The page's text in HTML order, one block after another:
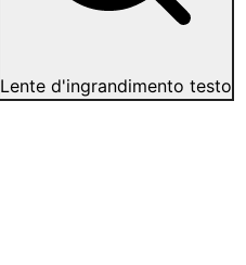
Lente d'ingrandimento testo